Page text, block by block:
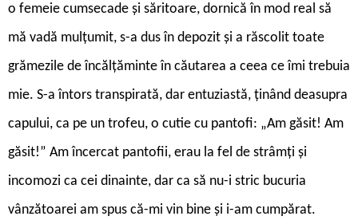
o femeie cumsecade și săritoare, dornică în mod real să
mă vadă mulțumit, s-a dus în depozit și a răscolit toate
grămezile de încălțăminte în căutarea a ceea ce îmi trebuia
mie. S-a întors transpirată, dar entuziastă, ținând deasupra
capului, ca pe un trofeu, o cutie cu pantofi: „Am găsit! Am
găsit!” Am încercat pantofii, erau la fel de strâmți și
incomozi ca cei dinainte, dar ca să nu-i stric bucuria
vânzătoarei am spus că-mi vin bine și i-am cumpărat.